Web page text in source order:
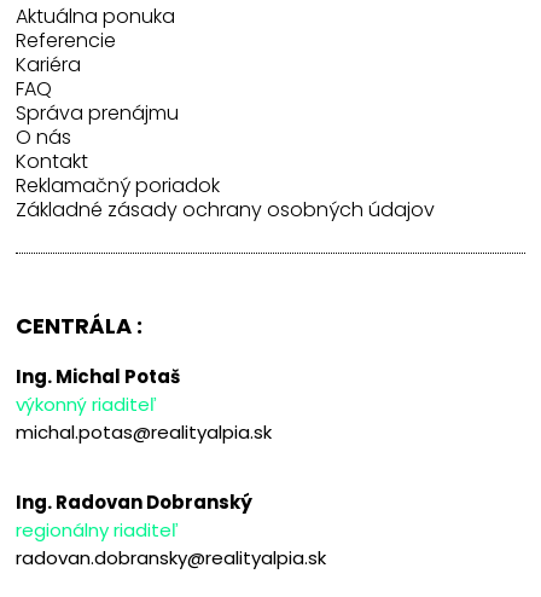
Aktuálna ponuka
Referencie
Kariéra
FAQ
Správa prenájmu
O nás
Kontakt
Reklamačný poriadok
Základné zásady ochrany osobných údajov
CENTRÁLA :
Ing. Michal Potaš
výkonný riaditeľ
michal.potas@realityalpia.sk
Ing. Radovan Dobranský
regionálny riaditeľ
radovan.dobransky@realityalpia.sk